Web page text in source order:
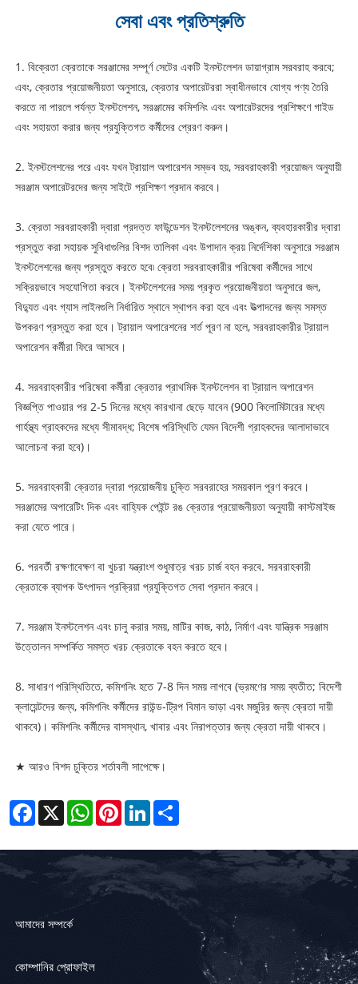
সেবা এবং প্রতিশ্রুতি
1. বিক্রেতা ক্রেতাকে সরঞ্জামের সম্পূর্ণ সেটের একটি ইনস্টলেশন ডায়াগ্রাম সরবরাহ করবে;
এবং, ক্রেতার প্রয়োজনীয়তা অনুসারে, ক্রেতার অপারেটররা স্বাধীনভাবে যোগ্য পণ্য তৈরি
করতে না পারলে পর্যন্ত ইনস্টলেশন, সরঞ্জামের কমিশনিং এবং অপারেটরদের প্রশিক্ষণে গাইড
এবং সহায়তা করার জন্য প্রযুক্তিগত কর্মীদের প্রেরণ করুন।
2. ইনস্টলেশনের পরে এবং যখন ট্রায়াল অপারেশন সম্ভব হয়, সরবরাহকারী প্রয়োজন অনুযায়ী
সরঞ্জাম অপারেটরদের জন্য সাইটে প্রশিক্ষণ প্রদান করবে।
3. ক্রেতা সরবরাহকারী দ্বারা প্রদত্ত ফাউন্ডেশন ইনস্টলেশনের অঙ্কন, ব্যবহারকারীর দ্বারা
প্রস্তুত করা সহায়ক সুবিধাগুলির বিশদ তালিকা এবং উপাদান ক্রয় নির্দেশিকা অনুসারে সরঞ্জাম
ইনস্টলেশনের জন্য প্রস্তুত করতে হবে৷ ক্রেতা সরবরাহকারীর পরিষেবা কর্মীদের সাথে
সক্রিয়ভাবে সহযোগিতা করবে। ইনস্টলেশনের সময় প্রকৃত প্রয়োজনীয়তা অনুসারে জল,
বিদ্যুত এবং গ্যাস লাইনগুলি নির্ধারিত স্থানে স্থাপন করা হবে এবং উত্পাদনের জন্য সমস্ত
উপকরণ প্রস্তুত করা হবে। ট্রায়াল অপারেশনের শর্ত পূরণ না হলে, সরবরাহকারীর ট্রায়াল
অপারেশন কর্মীরা ফিরে আসবে।
4. সরবরাহকারীর পরিষেবা কর্মীরা ক্রেতার প্রাথমিক ইনস্টলেশন বা ট্রায়াল অপারেশন
বিজ্ঞপ্তি পাওয়ার পর 2-5 দিনের মধ্যে কারখানা ছেড়ে যাবেন (900 কিলোমিটারের মধ্যে
গার্হস্থ্য গ্রাহকদের মধ্যে সীমাবদ্ধ; বিশেষ পরিস্থিতি যেমন বিদেশী গ্রাহকদের আলাদাভাবে
আলোচনা করা হবে)।
5. সরবরাহকারী ক্রেতার দ্বারা প্রয়োজনীয় চুক্তি সরবরাহের সময়কাল পূরণ করবে।
সরঞ্জামের অপারেটিং দিক এবং বাহ্যিক পেইন্ট রঙ ক্রেতার প্রয়োজনীয়তা অনুযায়ী কাস্টমাইজ
করা যেতে পারে।
6. পরবর্তী রক্ষণাবেক্ষণ বা খুচরা যন্ত্রাংশ শুধুমাত্র খরচ চার্জ বহন করবে. সরবরাহকারী
ক্রেতাকে ব্যাপক উৎপাদন প্রক্রিয়া প্রযুক্তিগত সেবা প্রদান করবে।
7. সরঞ্জাম ইনস্টলেশন এবং চালু করার সময়, মাটির কাজ, কাঠ, নির্মাণ এবং যান্ত্রিক সরঞ্জাম
উত্তোলন সম্পর্কিত সমস্ত খরচ ক্রেতাকে বহন করতে হবে।
8. সাধারণ পরিস্থিতিতে, কমিশনিং হতে 7-8 দিন সময় লাগবে (ভ্রমণের সময় ব্যতীত; বিদেশী
ক্লায়েন্টদের জন্য, কমিশনিং কর্মীদের রাউন্ড-ট্রিপ বিমান ভাড়া এবং মজুরির জন্য ক্রেতা দায়ী
থাকবে)। কমিশনিং কর্মীদের বাসস্থান, খাবার এবং নিরাপত্তার জন্য ক্রেতা দায়ী থাকবে।
★ আরও বিশদ চুক্তির শর্তাবলী সাপেক্ষে।
Facebook
X WhatsAppPinterestLinkedIn
আমাদের সম্পর্কে
কোম্পানির প্রোফাইল